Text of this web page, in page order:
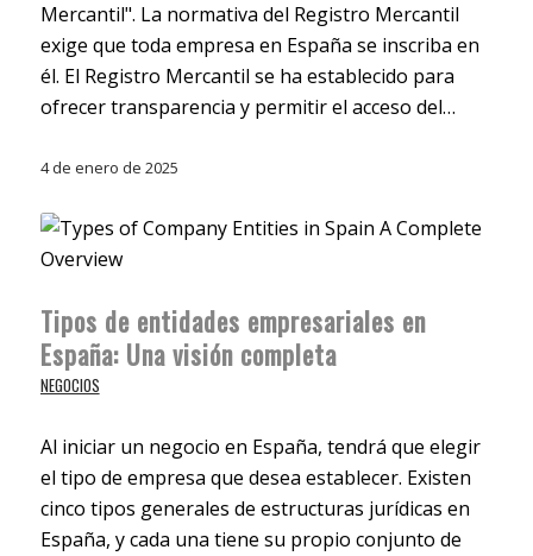
Mercantil". La normativa del Registro Mercantil
exige que toda empresa en España se inscriba en
él. El Registro Mercantil se ha establecido para
ofrecer transparencia y permitir el acceso del…
4 de enero de 2025
Tipos de entidades empresariales en
España: Una visión completa
NEGOCIOS
Al iniciar un negocio en España, tendrá que elegir
el tipo de empresa que desea establecer. Existen
cinco tipos generales de estructuras jurídicas en
España, y cada una tiene su propio conjunto de